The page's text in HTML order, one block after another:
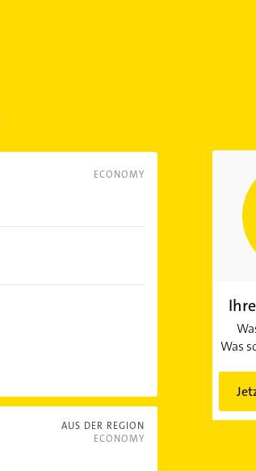
ECONOMY
AUS DER REGION
ECONOMY
Was